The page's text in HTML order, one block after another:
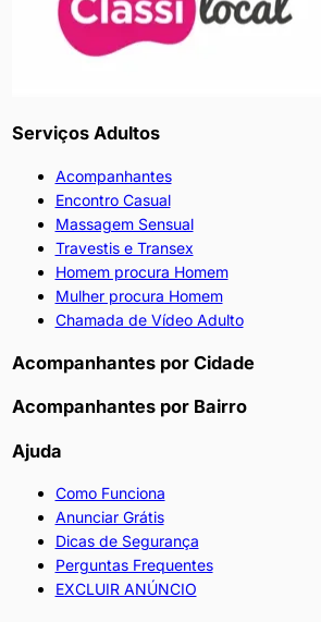
Serviços Adultos
Acompanhantes
Encontro Casual
Massagem Sensual
Travestis e Transex
Homem procura Homem
Mulher procura Homem
Chamada de Vídeo Adulto
Acompanhantes por Cidade
Acompanhantes por Bairro
Ajuda
Como Funciona
Anunciar Grátis
Dicas de Segurança
Perguntas Frequentes
EXCLUIR ANÚNCIO